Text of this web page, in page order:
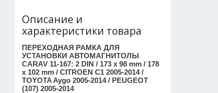
Описание и
характеристики товара
ПЕРЕХОДНАЯ РАМКА ДЛЯ
УСТАНОВКИ АВТОМАГНИТОЛЫ
CARAV 11-167: 2 DIN / 173 x 98 mm / 178
x 102 mm / CITROEN C1 2005-2014 /
TOYOTA Aygo 2005-2014 / PEUGEOT
(107) 2005-2014